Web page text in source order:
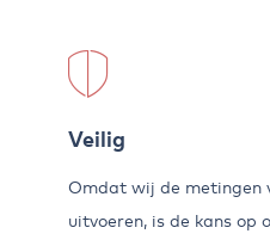
Veilig
Omdat wij de metingen
uitvoeren, is de kans op